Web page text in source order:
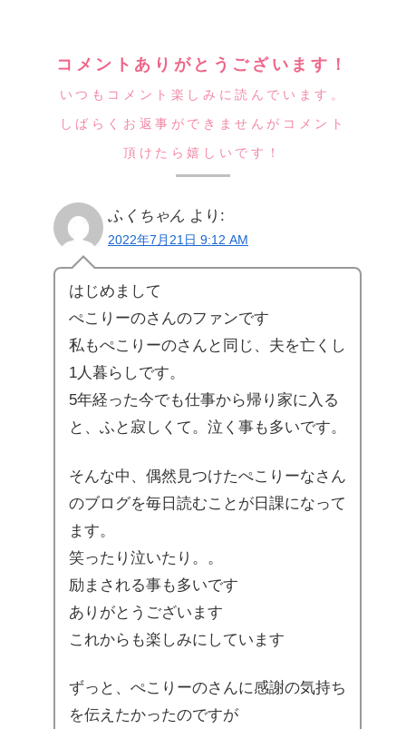
コメントありがとうございます！
いつもコメント楽しみに読んでいます。
しばらくお返事ができませんがコメント
頂けたら嬉しいです！
ふくちゃん より:
2022年7月21日 9:12 AM
はじめまして
ぺこりーのさんのファンです
私もぺこりーのさんと同じ、夫を亡くし
1人暮らしです。
5年経った今でも仕事から帰り家に入る
と、ふと寂しくて。泣く事も多いです。
そんな中、偶然見つけたぺこりーなさん
のブログを毎日読むことが日課になって
ます。
笑ったり泣いたり。。
励まされる事も多いです
ありがとうございます
これからも楽しみにしています
ずっと、ぺこりーのさんに感謝の気持ち
を伝えたかったのですが